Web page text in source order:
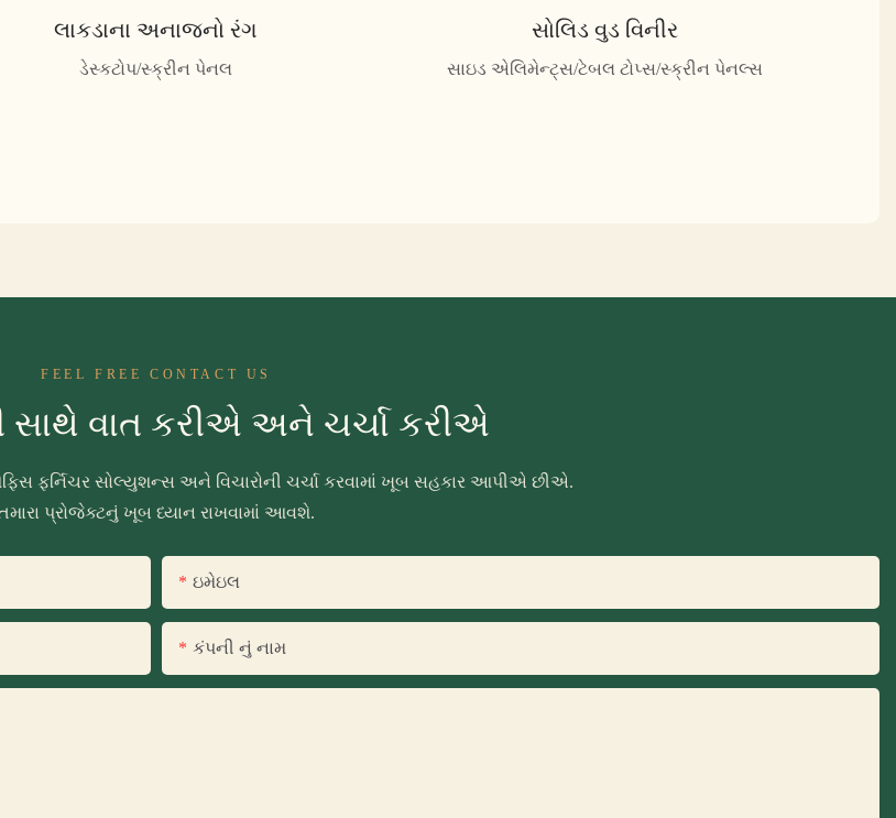
લાકડાના અનાજનો રંગ
ડેસ્કટોપ/સ્ક્રીન પેનલ
સોલિડ વુડ વિનીર
સાઇડ એલિમેન્ટ્સ/ટેબલ ટોપ્સ/સ્ક્રીન પેનલ્સ
FEEL FREE CONTACT US
સાથે વાત કરીએ અને ચર્ચા કરીએ
ફર્નિચર સોલ્યુશન્સ અને વિચારોની ચર્ચા કરવામાં ખૂબ સહકાર આપીએ છીએ.
પ્રોજેક્ટનું ખૂબ ધ્યાન રાખવામાં આવશે.
ઇમેઇલ
કંપની નું નામ